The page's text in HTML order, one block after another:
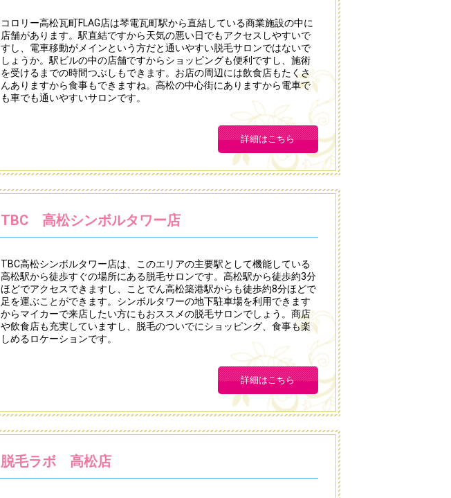
コロリー高松瓦町FLAG店は琴電瓦町駅から直結している商業施設の中に
店舗があります。駅直結ですから天気の悪い日でもアクセスしやすいで
すし、電車移動がメインという方だと通いやすい脱毛サロンではないで
しょうか。駅ビルの中の店舗ですからショッピングも便利ですし、施術
を受けるまでの時間つぶしもできます。お店の周辺には飲食店もたくさ
んありますから食事もできますね。高松の中心街にありますから電車で
も車でも通いやすいサロンです。
詳細はこちら
TBC 高松シンボルタワー店
TBC高松シンボルタワー店は、このエリアの主要駅として機能している
高松駅から徒歩すぐの場所にある脱毛サロンです。高松駅から徒歩約3分
ほどでアクセスできますし、ことでん高松築港駅からも徒歩約8分ほどで
足を運ぶことができます。シンボルタワーの地下駐車場を利用できます
からマイカーで来店したい方にもおススメの脱毛サロンでしょう。商店
や飲食店も充実していますし、脱毛のついでにショッピング、食事も楽
しめるロケーションです。
詳細はこちら
脱毛ラボ 高松店